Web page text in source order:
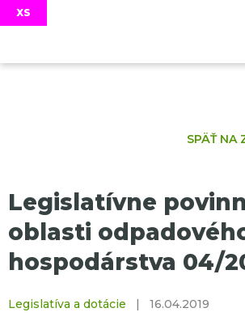
SPÄŤ NA
Legislatívne
oblasti
hospodárstva 04/
Legislatíva a dotácie 16.04.2019